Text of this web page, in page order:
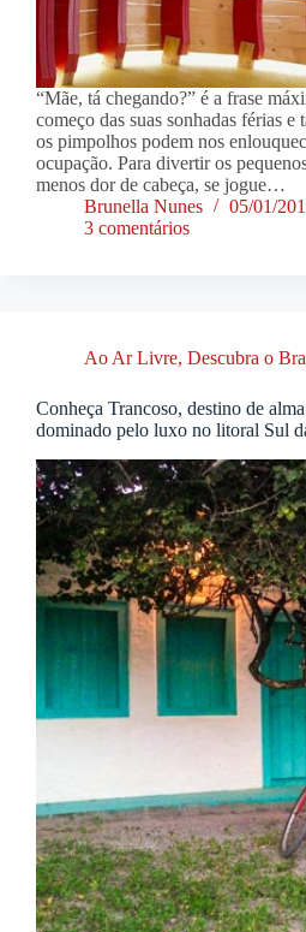
“Mãe, tá chegando?” é a frase
começo das suas sonhadas férias e
os pimpolhos podem nos
ocupação. Para divertir os
menos dor de cabeça, se jogue…
Brunella Nunes
05/01/
3 comentários
Ao Ar Livre, Descubra o
Conheça Trancoso, destino de
dominado pelo luxo no litoral Sul